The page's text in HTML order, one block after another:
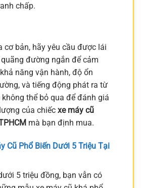
chấp.
cơ bản, hãy yêu cầu được lái
đường ngắn để cảm
năng vận hành, độ ổn
và tiếng động phát ra từ
thể bỏ qua để đánh giá
của chiếc xe máy cũ
mà bạn định mua.
Cũ Phổ Biến Dưới 5 Triệu Tại
5 triệu đồng, bạn vẫn có